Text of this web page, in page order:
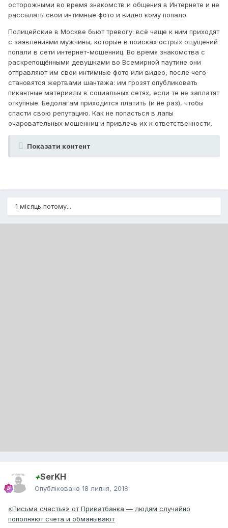
осторожными во время знакомств и общения в Интернете и не
рассылать свои интимные фото и видео кому попало.
Полицейские в Москве бьют тревогу: всё чаще к ним приходят
с заявлениями мужчины, которые в поисках острых ощущений
попали в сети интернет-мошенниц. Во время знакомства с
раскрепощёнными девушками во Всемирной паутине они
отправляют им свои интимные фото или видео, после чего
становятся жертвами шантажа: им грозят опубликовать
пикантные материалы в социальных сетях, если те не заплатят
откупные. Бедолагам приходится платить (и не раз), чтобы
спасти свою репутацию. Как не попасться в лапы
очаровательных мошенниц и привлечь их к ответственности.
Показати контент
1 місяць потому...
+SerKH
Опубліковано 18 липня, 2018
«Письма счастья» от Приватбанка — людям случайно
пополняют счета и обманывают